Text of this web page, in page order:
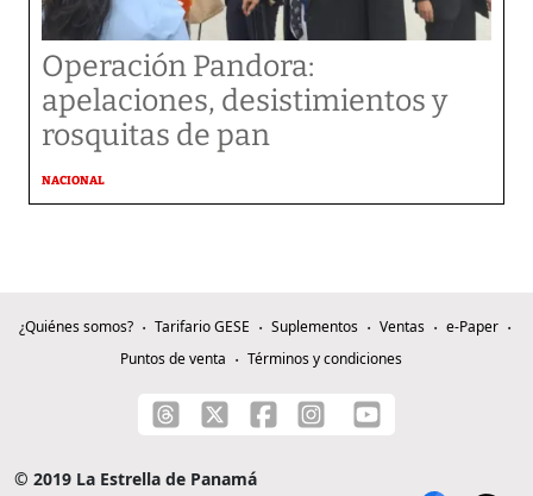
Operación Pandora:
apelaciones, desistimientos y
rosquitas de pan
NACIONAL
¿Quiénes somos? Tarifario GESE Suplementos Ventas
e-Paper
Puntos de venta
Términos y condiciones
© 2019 La Estrella de Panamá